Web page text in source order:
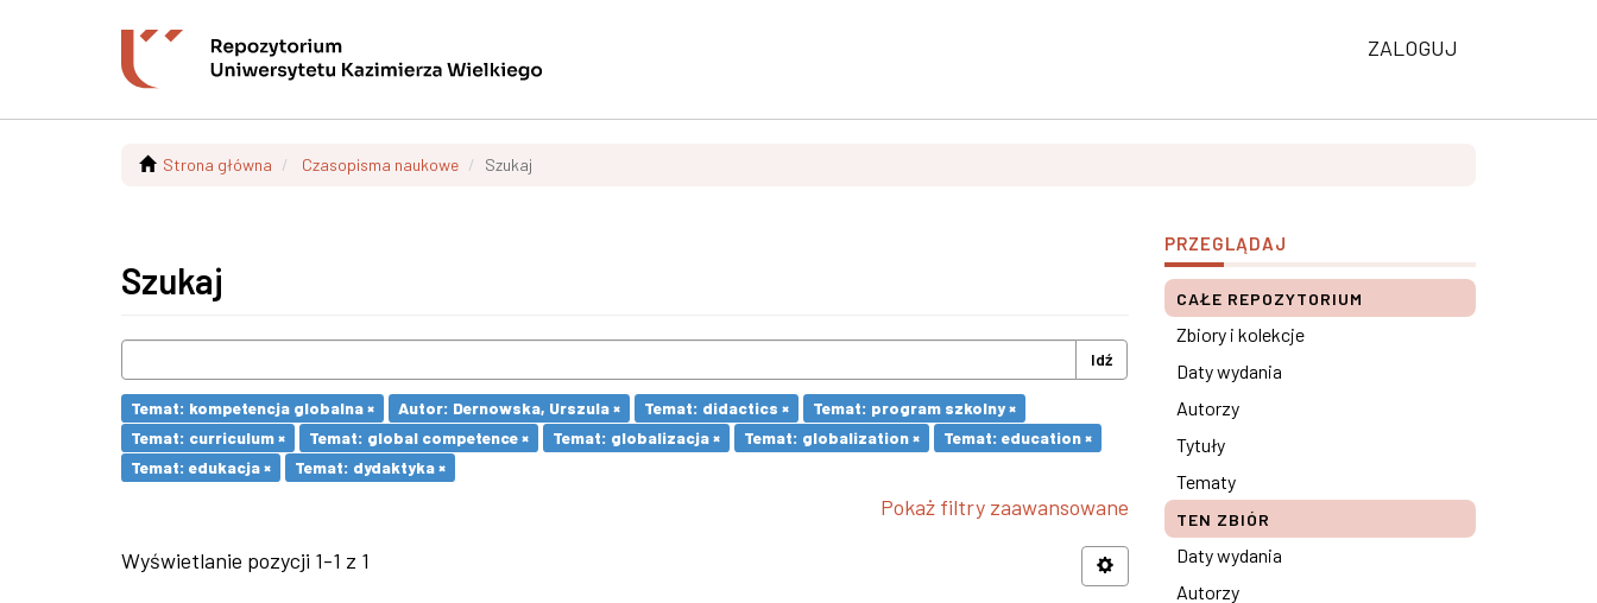
ZALOGUJ
Strona główna Czasopisma naukowe Szukaj
Szukaj
Idź
Temat: kompetencja globalna × Autor: Dernowska, Urszula × Temat: didactics ×
Temat: program szkolny ×
Temat: curriculum ×
Temat: global competence × Temat: globalizacja × Temat: globalization ×
Temat: education ×
Temat: edukacja ×
Temat: dydaktyka ×
Pokaż filtry zaawansowane
Wyświetlanie pozycji 1-1 z 1
PRZEGLĄDAJ
CAŁE REPOZYTORIUM
Zbiory i kolekcje
Daty wydania
Autorzy
Tytuły
Tematy
TEN ZBIÓR
Daty wydania
Autorzy